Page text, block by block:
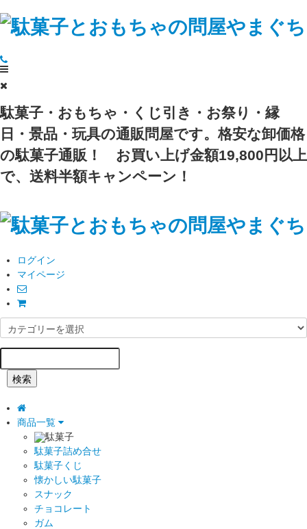
駄菓子・おもちゃ・くじ引き・お祭り・縁
日・景品・玩具の通販問屋です。格安な卸価格
の駄菓子通販！
お買い上げ金額19,800円以上
で、送料半額キャンペーン！
ログイン
マイページ
検索
商品一覧
駄菓子
駄菓子詰め合せ
駄菓子くじ
懐かしい駄菓子
スナック
チョコレート
ガム